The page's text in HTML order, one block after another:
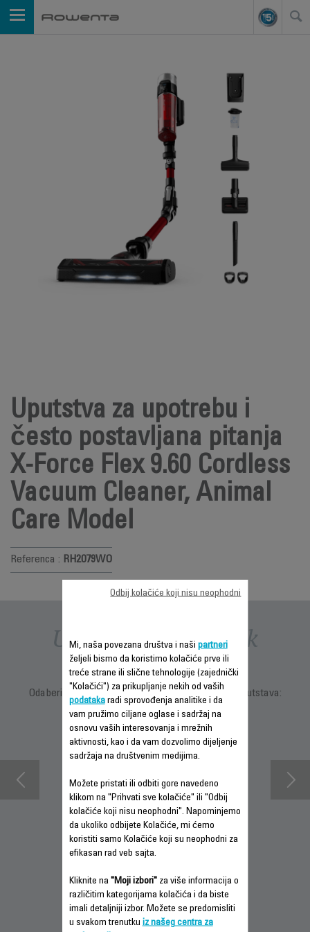
Uputstva za upotrebu i
često postavljana pitanja
X-Force Flex 9.60 Cordless
Vacuum Cleaner, Animal
Care Model
Referenca : RH2079WO
Uputstva i priručnik
Odaberite jezik za prikaz uputstava i korisničkih uputstava:
INFORMACIJE O
GARANCIJI
PREUZMITE
BEZBEDNOSNA
PREUZMITE
Mi, naša povezana društva i naši partneri
željeli bismo da koristimo kolačiće prve ili
treće strane ili slične tehnologije (zajednički
"Kolačići") za prikupljanje nekih od vaših
podatakaradi sprovođenja analitike i da
vam pružimo ciljane oglase i sadržaj na
osnovu vaših interesovanja i mrežnih
aktivnosti, kao i da vam dozvolimo dijeljenje
sadržaja na društvenim medijima.
Možete pristati ili odbiti gore navedeno
klikom na "Prihvati sve kolačiće" ili "Odbij
kolačiće koji nisu neophodni". Napominjemo
da ukoliko odbijete Kolačiće, mi ćemo
koristiti samo Kolačiće koji su neophodni za
efikasan rad veb sajta.
Kliknite na "Moji izbori"za više informacija o
različitim kategorijama kolačića i da biste
imali detaljniji izbor. Možete se predomisliti
u svakom trenutku iz našeg centra za
Odbij kolačiće koji nisu neophodni